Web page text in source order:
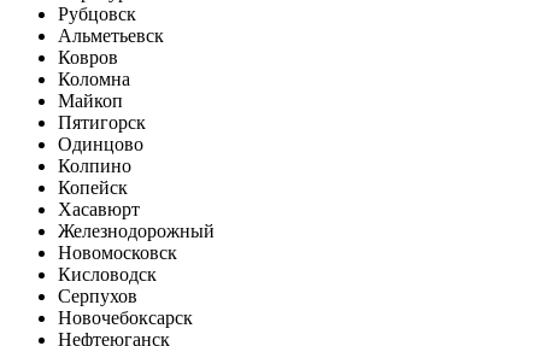
Рубцовск
Альметьевск
Ковров
Коломна
Майкоп
Пятигорск
Одинцово
Колпино
Копейск
Хасавюрт
Железнодорожный
Новомосковск
Кисловодск
Серпухов
Новочебоксарск
Нефтеюганск